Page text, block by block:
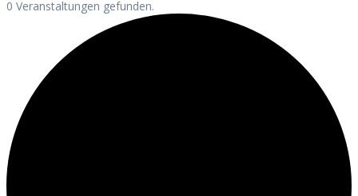
0 Veranstaltungen gefunden.